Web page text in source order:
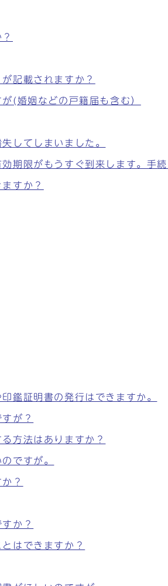
記載されますか？
(婚姻などの戸籍届も含む）
してしまいました。
期限がもうすぐ到来します。手
すか？
鑑証明書の発行はできますか。
が？
方法はありますか？
ですが。
？
か？
はできますか？